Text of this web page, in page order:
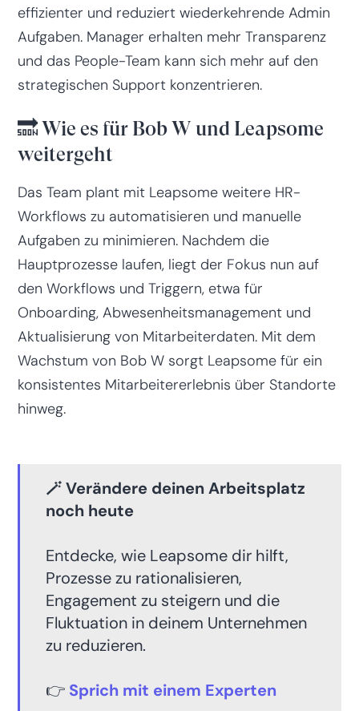
effizienter und reduziert wiederkehrende Admin
Aufgaben. Manager erhalten mehr Transparenz
und das People-Team kann sich mehr auf den
strategischen Support konzentrieren.
🔜 Wie es für Bob W und Leapsome
weitergeht
Das Team plant mit Leapsome weitere HR-
Workflows zu automatisieren und manuelle
Aufgaben zu minimieren. Nachdem die
Hauptprozesse laufen, liegt der Fokus nun auf
den Workflows und Triggern, etwa für
Onboarding, Abwesenheitsmanagement und
Aktualisierung von Mitarbeiterdaten. Mit dem
Wachstum von Bob W sorgt Leapsome für ein
konsistentes Mitarbeitererlebnis über Standorte
hinweg.
🪄 Verändere deinen Arbeitsplatz
noch heute
Entdecke, wie Leapsome dir hilft,
Prozesse zu rationalisieren,
Engagement zu steigern und die
Fluktuation in deinem Unternehmen
zu reduzieren.
👉 Sprich mit einem Experten